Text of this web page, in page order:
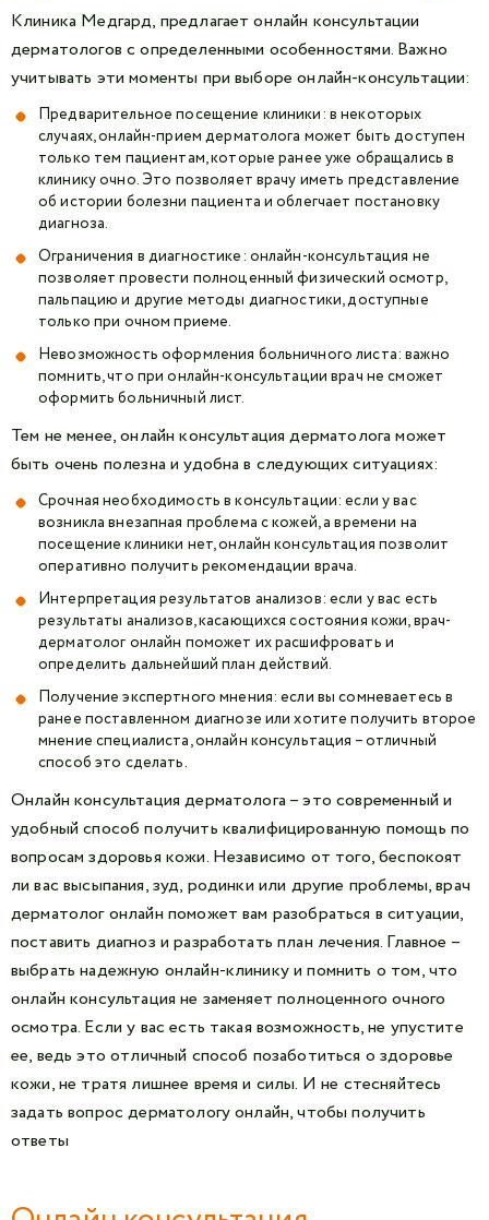
Клиника Медгард, предлагает онлайн консультации
дерматологов с определенными особенностями. Важно
учитывать эти моменты при выборе онлайн-консультации:
Предварительное посещение клиники: в некоторых
случаях, онлайн-прием дерматолога может быть доступен
только тем пациентам, которые ранее уже обращались в
клинику очно. Это позволяет врачу иметь представление
об истории болезни пациента и облегчает постановку
диагноза.
Ограничения в диагностике: онлайн-консультация не
позволяет провести полноценный физический осмотр,
пальпацию и другие методы диагностики, доступные
только при очном приеме.
Невозможность оформления больничного листа: важно
помнить, что при онлайн-консультации врач не сможет
оформить больничный лист.
Тем не менее, онлайн консультация дерматолога может
быть очень полезна и удобна в следующих ситуациях:
Срочная необходимость в консультации: если у вас
возникла внезапная проблема с кожей, а времени на
посещение клиники нет, онлайн консультация позволит
оперативно получить рекомендации врача.
Интерпретация результатов анализов: если у вас есть
результаты анализов, касающихся состояния кожи, врач-
дерматолог онлайн поможет их расшифровать и
определить дальнейший план действий.
Получение экспертного мнения: если вы сомневаетесь в
ранее поставленном диагнозе или хотите получить второе
мнение специалиста, онлайн консультация – отличный
способ это сделать.
Онлайн консультация дерматолога – это современный и
удобный способ получить квалифицированную помощь по
вопросам здоровья кожи. Независимо от того, беспокоят
ли вас высыпания, зуд, родинки или другие проблемы, врач
дерматолог онлайн поможет вам разобраться в ситуации,
поставить диагноз и разработать план лечения. Главное –
выбрать надежную онлайн-клинику и помнить о том, что
онлайн консультация не заменяет полноценного очного
осмотра. Если у вас есть такая возможность, не упустите
ее, ведь это отличный способ позаботиться о здоровье
кожи, не тратя лишнее время и силы. И не стесняйтесь
задать вопрос дерматологу онлайн, чтобы получить
ответы